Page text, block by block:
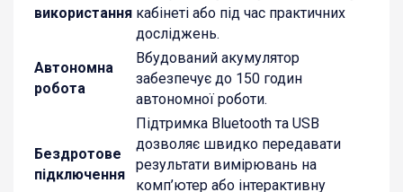
використання кабінеті або під час практичних
досліджень.
Автономна
робота
Вбудований акумулятор
забезпечує до 150 годин
автономної роботи.
Бездротове
підключення
Підтримка Bluetooth та USB
дозволяє швидко передавати
результати вимірювань на
комп’ютер або інтерактивну